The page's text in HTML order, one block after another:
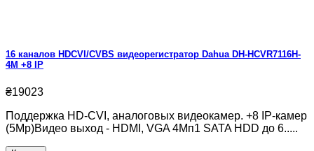
16 каналов HDCVI/CVBS видеорегистратор Dahua DH-HCVR7116H-
4M +8 IP
₴19023
Поддержка HD-CVI, аналоговых видеокамер. +8 IP-камер
(5Мр)Видео выход - HDMI, VGA 4Мп1 SATA HDD до 6.....